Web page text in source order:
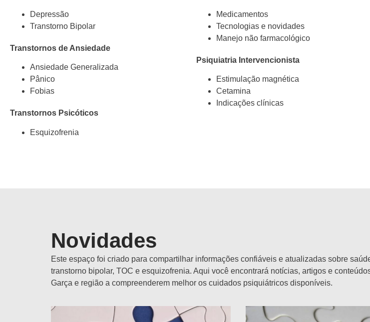
Depressão
Transtorno Bipolar
Transtornos de Ansiedade
Ansiedade Generalizada
Pânico
Fobias
Transtornos Psicóticos
Esquizofrenia
Medicamentos
Tecnologias e novidades
Manejo não farmacológico
Psiquiatria Intervencionista
Estimulação magnética
Cetamina
Indicações clínicas
Novidades
Este espaço foi criado para compartilhar informações confiáveis e atualizadas sobre
transtorno bipolar, TOC e esquizofrenia. Aqui você encontrará notícias, artigos e
Garça e região a compreenderem melhor os cuidados psiquiátricos disponíveis.